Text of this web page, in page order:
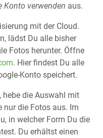
Konto verwenden aus.
mit der Cloud.
lädst Du alle bisher
Fotos herunter. Öffne
. Hier findest Du alle
Konto speichert.
hebe die Auswahl mit
die Fotos aus. Im
in welcher Form Du die
Du erhältst einen